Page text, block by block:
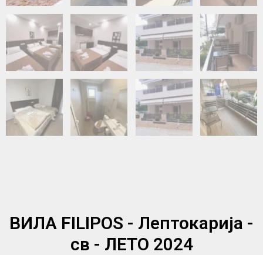
ВИЛА FILIPOS - Лептокарија -
св - ЛЕТО 2024